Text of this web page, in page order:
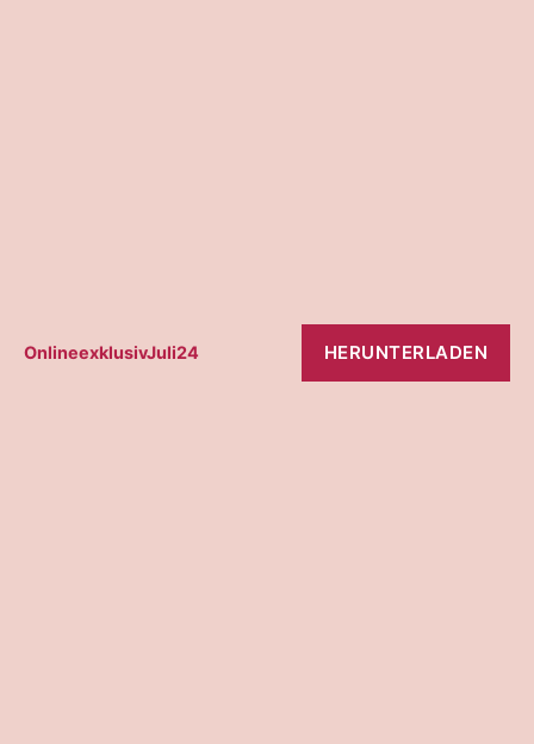
OnlineexklusivJuli24 HERUNTERLADEN